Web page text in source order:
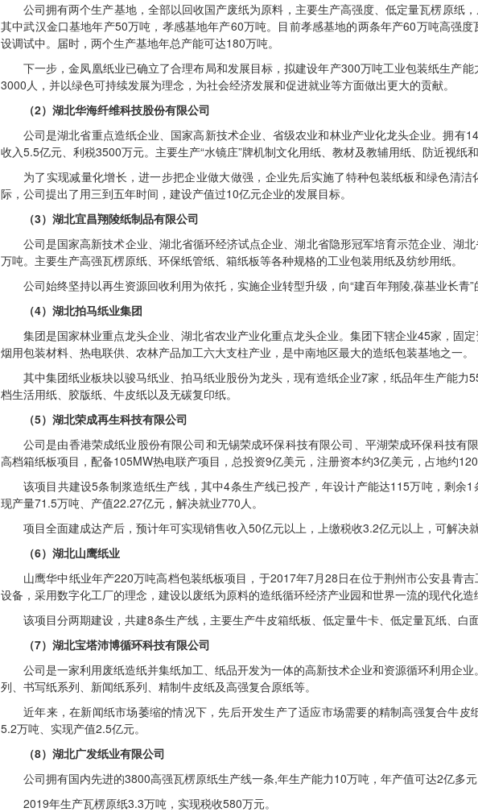
公司拥有两个生产基地，全部以回收国产废纸为原料，主要生产高强度、低定量瓦楞原纸
其中武汉金口基地年产50万吨，孝感基地年产60万吨。目前孝感基地的两条年产60万吨高强
设调试中。届时，两个生产基地年总产能可达180万吨。
下一步，金凤凰纸业已确立了合理布局和发展目标，拟建设年产300万吨工业包装纸生产
3000人，并以绿色可持续发展为理念，为社会经济发展和促进就业等方面做出更大的贡献。
（2）湖北华海纤维科技股份有限公司
公司是湖北省重点造纸企业、国家高新技术企业、省级农业和林业产业化龙头企业。拥有
收入5.5亿元、利税3500万元。主要生产“水镜庄”牌机制文化用纸、教材及教辅用纸、防近视纸和
为了实现减量化增长，进一步把企业做大做强，企业先后实施了特种包装纸板和绿色清
际，公司提出了用三到五年时间，建设产值过10亿元企业的发展目标。
（3）湖北宜昌翔陵纸制品有限公司
公司是国家高新技术企业、湖北省循环经济试点企业、湖北省隐形冠军培育示范企业、湖
万吨。主要生产高强瓦楞原纸、环保纸管纸、箱纸板等各种规格的工业包装用纸及纺纱用纸。
公司始终坚持以再生资源回收利用为依托，实施企业转型升级，向“建百年翔陵,葆基业长青”
（4）湖北拍马纸业集团
集团是国家林业重点龙头企业、湖北省农业产业化重点龙头企业。集团下辖企业45家，固
烟用包装材料、热电联供、农林产品加工六大支柱产业，是中南地区最大的造纸包装基地之一。
其中集团纸业板块以骏马纸业、拍马纸业股份为龙头，现有造纸企业7家，纸品年生产能
档生活用纸、胶版纸、牛皮纸以及无碳复印纸。
（5）湖北荣成再生科技有限公司
公司是由香港荣成纸业股份有限公司和无锡荣成环保科技有限公司、平湖荣成环保科技有
高档箱纸板项目，配备105MW热电联产项目，总投资9亿美元，注册资本约3亿美元，占地约
该项目共建设5条制浆造纸生产线，其中4条生产线已投产，年设计产能达115万吨，剩余
现产量71.5万吨、产值22.27亿元，解决就业770人。
项目全面建成达产后，预计年可实现销售收入50亿元以上，上缴税收3.2亿元以上，可解决
（6）湖北山鹰纸业
山鹰华中纸业年产220万吨高档包装纸板项目，于2017年7月28日在位于荆州市公安县青
设备，采用数字化工厂的理念，建设以废纸为原料的造纸循环经济产业园和世界一流的现代化造
该项目分两期建设，共建8条生产线，主要生产牛皮箱纸板、低定量牛卡、低定量瓦纸、白
（7）湖北宝塔沛博循环科技有限公司
公司是一家利用废纸造纸并集纸加工、纸品开发为一体的高新技术企业和资源循环利用企
列、书写纸系列、新闻纸系列、精制牛皮纸及高强复合原纸等。
近年来，在新闻纸市场萎缩的情况下，先后开发生产了适应市场需要的精制高强复合牛
5.2万吨、实现产值2.5亿元。
（8）湖北广发纸业有限公司
公司拥有国内先进的3800高强瓦楞原纸生产线一条,年生产能力10万吨，年产值可达2亿多
2019年生产瓦楞原纸3.3万吨，实现税收580万元。